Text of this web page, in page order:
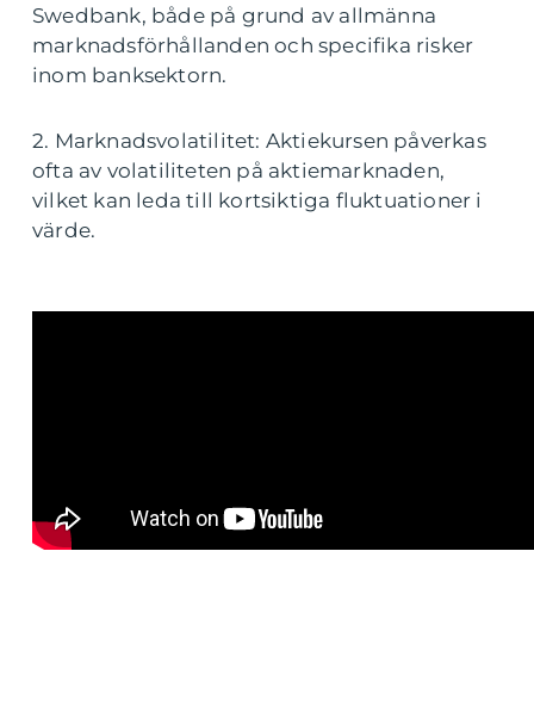
Swedbank, både på grund av allmänna
marknadsförhållanden och specifika risker
inom banksektorn.
2. Marknadsvolatilitet: Aktiekursen påverkas
ofta av volatiliteten på aktiemarknaden,
vilket kan leda till kortsiktiga fluktuationer i
värde.